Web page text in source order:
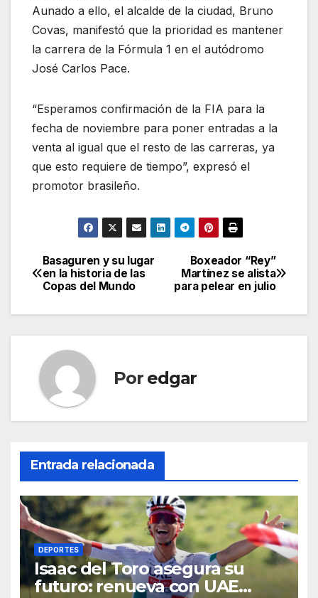
Aunado a ello, el alcalde de la ciudad, Bruno
Covas, manifestó que la prioridad es mantener
la carrera de la Fórmula 1 en el autódromo
José Carlos Pace.
“Esperamos confirmación de la FIA para la
fecha de noviembre para poner entradas a la
venta al igual que el resto de las carreras, ya
que esto requiere de tiempo”, expresó el
promotor brasileño.
Navegación
de
Boxeador “Rey”
Martínez se alista
para pelear en julio
Basaguren y su lugar
en la historia de las
Copas del Mundo
Por edgar
Entrada relacionada
DEPORTES
Isaac del Toro asegura su
futuro: renueva con UAE